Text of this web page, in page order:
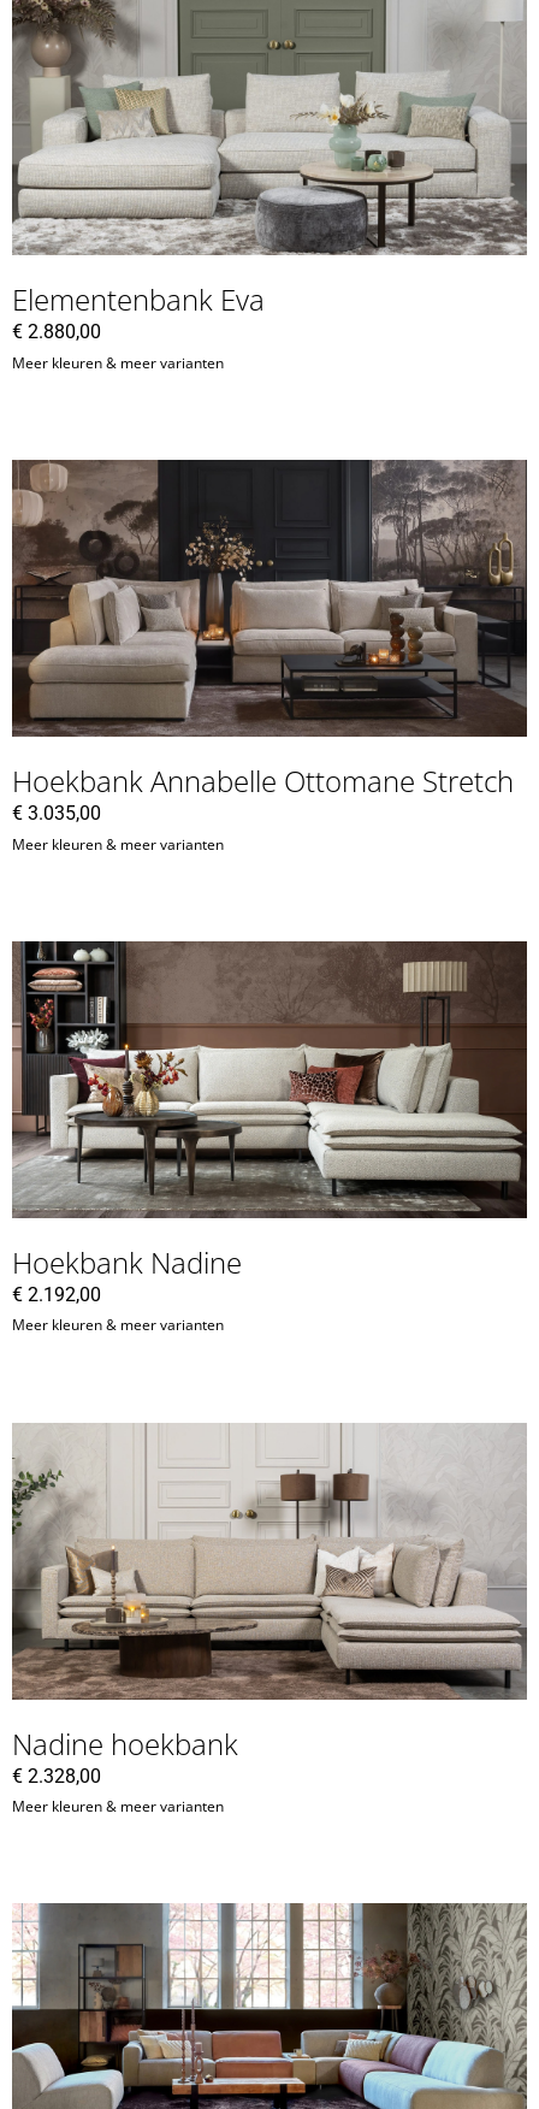
Elementenbank Eva
€ 2.880,00
Meer kleuren & meer varianten
Hoekbank Annabelle Ottomane Stretch
€ 3.035,00
Meer kleuren & meer varianten
Hoekbank Nadine
€ 2.192,00
Meer kleuren & meer varianten
Nadine hoekbank
€ 2.328,00
Meer kleuren & meer varianten